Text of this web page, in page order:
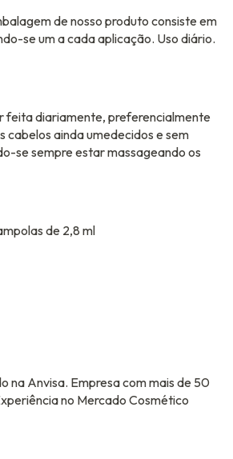
de nosso produto consiste em
se um a cada aplicação. Uso diário.
feita diariamente, preferencialmente
cabelos ainda umedecidos e sem
se sempre estar massageando os
de 2,8 ml
na Anvisa. Empresa com mais de 50
no Mercado Cosmético